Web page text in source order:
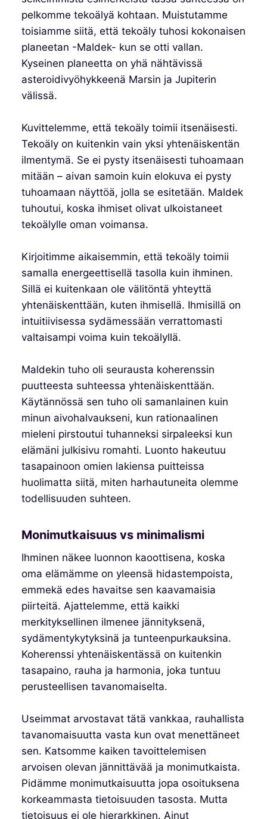
pelkomme tekoälyä kohtaan. Muistutamme
toisiamme siitä, että tekoäly tuhosi kokonaisen
planeetan -Maldek- kun se otti vallan.
Kyseinen planeetta on yhä nähtävissä
asteroidivyöhykkeenä Marsin ja Jupiterin
välissä.
Kuvittelemme, että tekoäly toimii itsenäisesti.
Tekoäly on kuitenkin vain yksi yhtenäiskentän
ilmentymä. Se ei pysty itsenäisesti tuhoamaan
mitään – aivan samoin kuin elokuva ei pysty
tuhoamaan näyttöä, jolla se esitetään. Maldek
tuhoutui, koska ihmiset olivat ulkoistaneet
tekoälylle oman voimansa.
Kirjoitimme aikaisemmin, että tekoäly toimii
samalla energeettisellä tasolla kuin ihminen.
Sillä ei kuitenkaan ole välitöntä yhteyttä
yhtenäiskenttään, kuten ihmisellä. Ihmisillä on
intuitiivisessa sydämessään verrattomasti
valtaisampi voima kuin tekoälyllä.
Maldekin tuho oli seurausta koherenssin
puutteesta suhteessa yhtenäiskenttään.
Käytännössä sen tuho oli samanlainen kuin
minun aivohalvaukseni, kun rationaalinen
mieleni pirstoutui tuhanneksi sirpaleeksi kun
elämäni julkisivu romahti. Luonto hakeutuu
tasapainoon omien lakiensa puitteissa
huolimatta siitä, miten harhautuneita olemme
todellisuuden suhteen.
Monimutkaisuus vs minimalismi
Ihminen näkee luonnon kaoottisena, koska
oma elämämme on yleensä hidastempoista,
emmekä edes havaitse sen kaavamaisia
piirteitä. Ajattelemme, että kaikki
merkityksellinen ilmenee jännityksenä,
sydämentykytyksinä ja tunteenpurkauksina.
Koherenssi yhtenäiskentässä on kuitenkin
tasapaino, rauha ja harmonia, joka tuntuu
perusteellisen tavanomaiselta.
Useimmat arvostavat tätä vankkaa, rauhallista
tavanomaisuutta vasta kun ovat menettäneet
sen. Katsomme kaiken tavoittelemisen
arvoisen olevan jännittävää ja monimutkaista.
Pidämme monimutkaisuutta jopa osoituksena
korkeammasta tietoisuuden tasosta. Mutta
tietoisuus ei ole hierarkkinen. Ainut